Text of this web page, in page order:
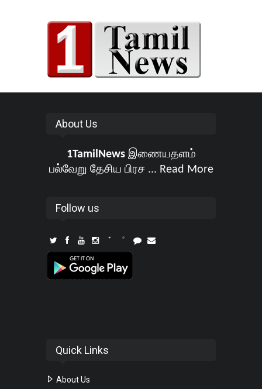
About Us
1TamilNewsஇணையதளம்
பல்வேறு தேசிய பிரச ... Read More
Follow us
Quick Links
About Us